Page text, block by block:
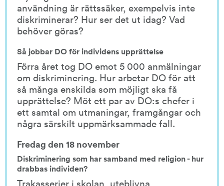
användning är rättssäker, exempelvis inte
diskriminerar? Hur ser det ut idag? Vad
behöver göras?
Så jobbar DO för individens upprättelse
Förra året tog DO emot 5 000 anmälningar
om diskriminering. Hur arbetar DO för att
så många enskilda som möjligt ska få
upprättelse? Möt ett par av DO:s chefer i
ett samtal om utmaningar, framgångar och
några särskilt uppmärksammade fall.
Fredag den 18 november
Diskriminering som har samband med religion - hur
drabbas individen?
Trakasserier i skolan, uteblivna